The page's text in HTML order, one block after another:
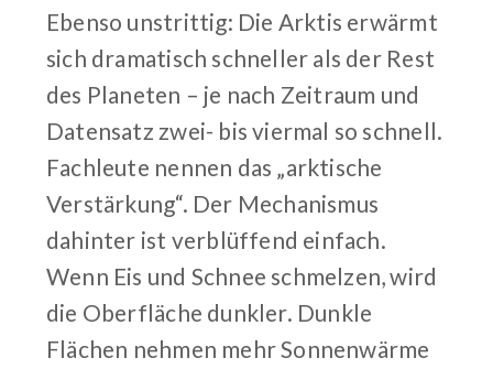
Ebenso unstrittig: Die Arktis erwärmt
sich dramatisch schneller als der Rest
des Planeten – je nach Zeitraum und
Datensatz zwei- bis viermal so schnell.
Fachleute nennen das „arktische
Verstärkung“. Der Mechanismus
dahinter ist verblüffend einfach.
Wenn Eis und Schnee schmelzen, wird
die Oberfläche dunkler. Dunkle
Flächen nehmen mehr Sonnenwärme